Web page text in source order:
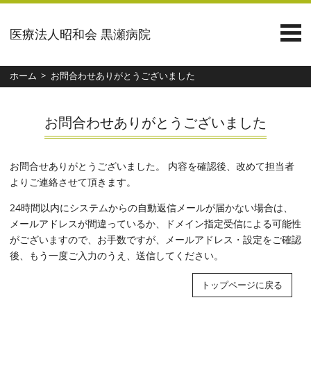
医療法人昭和会 黒瀬病院
ホーム お問合わせありがとうございました
お問合わせありがとうございました
お問合せありがとうございました。 内容を確認後、改めて担当者
よりご連絡させて頂きます。
24時間以内にシステムからの自動返信メールが届かない場合は、
メールアドレスが間違っているか、ドメイン指定受信による可能性
がございますので、お手数ですが、メールアドレス・設定をご確認
後、もう一度ご入力のうえ、送信してください。
トップページに戻る